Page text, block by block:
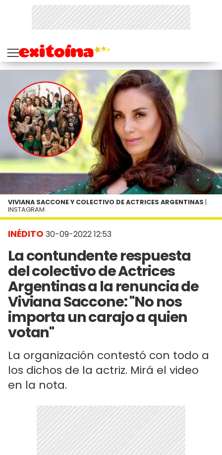
INÉDITO 30-09-2022 12:53
La contundente respuesta
del colectivo de Actrices
Argentinas a la renuncia de
Viviana Saccone: "No nos
importa un carajo a quien
votan"
La organización contestó con todo a
los dichos de la actriz. Mirá el video
en la nota.
VIVIANA SACCONE Y COLECTIVO DE ACTRICES ARGENTINAS |
INSTAGRAM